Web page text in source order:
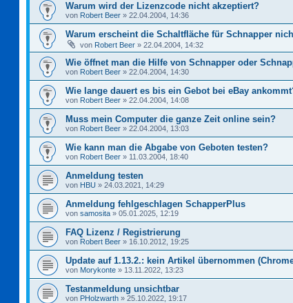
Warum wird der Lizenzcode nicht akzeptiert?
von Robert Beer » 22.04.2004, 14:36
Warum erscheint die Schaltfläche für Schnapper
von Robert Beer » 22.04.2004, 14:32
Wie öffnet man die Hilfe von Schnapper oder
von Robert Beer » 22.04.2004, 14:30
Wie lange dauert es bis ein Gebot bei eBay
von Robert Beer » 22.04.2004, 14:08
Muss mein Computer die ganze Zeit online sein?
von Robert Beer » 22.04.2004, 13:03
Wie kann man die Abgabe von Geboten testen?
von Robert Beer » 11.03.2004, 18:40
Anmeldung testen
von HBU » 24.03.2021, 14:29
Anmeldung fehlgeschlagen SchapperPlus
von samosita » 05.01.2025, 12:19
FAQ Lizenz / Registrierung
von Robert Beer » 16.10.2012, 19:25
Update auf 1.13.2.: kein Artikel übernommen
von Morykonte » 13.11.2022, 13:23
Testanmeldung unsichtbar
von PHolzwarth » 25.10.2022, 19:17